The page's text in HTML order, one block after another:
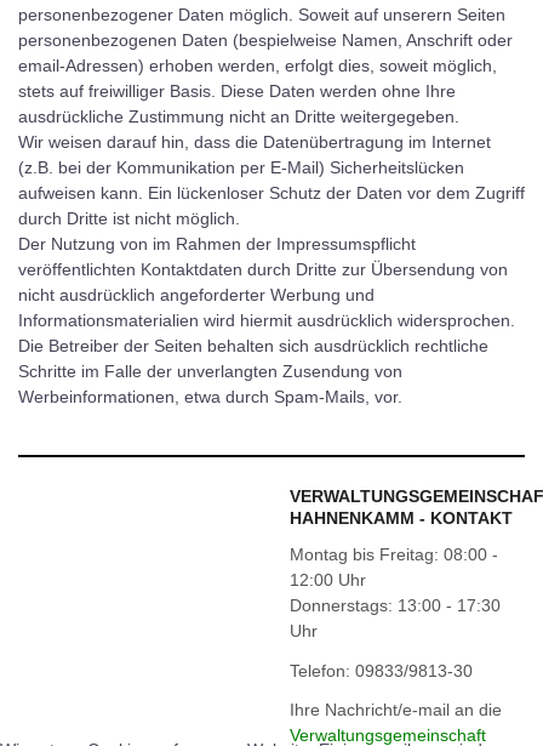
personenbezogener Daten möglich. Soweit auf unserern Seiten
personenbezogenen Daten (bespielweise Namen, Anschrift oder
email-Adressen) erhoben werden, erfolgt dies, soweit möglich,
stets auf freiwilliger Basis. Diese Daten werden ohne Ihre
ausdrückliche Zustimmung nicht an Dritte weitergegeben.
Wir weisen darauf hin, dass die Datenübertragung im Internet
(z.B. bei der Kommunikation per E-Mail) Sicherheitslücken
aufweisen kann. Ein lückenloser Schutz der Daten vor dem Zugriff
durch Dritte ist nicht möglich.
Der Nutzung von im Rahmen der Impressumspflicht
veröffentlichten Kontaktdaten durch Dritte zur Übersendung von
nicht ausdrücklich angeforderter Werbung und
Informationsmaterialien wird hiermit ausdrücklich widersprochen.
Die Betreiber der Seiten behalten sich ausdrücklich rechtliche
Schritte im Falle der unverlangten Zusendung von
Werbeinformationen, etwa durch Spam-Mails, vor.
HAHNENKAMM - KONTAKT
Montag bis Freitag: 08:00 -
12:00 Uhr
Donnerstags: 13:00 - 17:30
Uhr
Telefon: 09833/9813-30
Ihre Nachricht/e-mail an die
Verwaltungsgemeinschaft